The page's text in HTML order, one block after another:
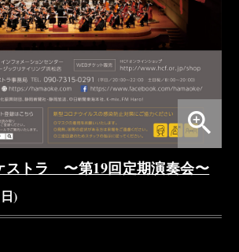
zoom_in
ストラ 〜第19回定期演奏会〜
)